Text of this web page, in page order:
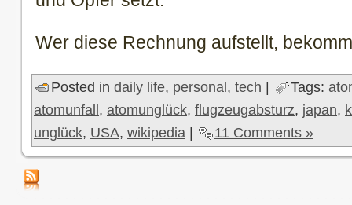
Wer diese Rechnung aufstellt,
Posted in daily life, personal , tech Tags:
atomunfall , atomunglück, flugzeugabsturz, japan,
unglück, USA, wikipedia 11 Comments »